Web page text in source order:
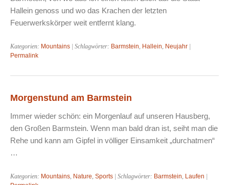
Hallein genoss und wo das Krachen der letzten
Feuerwerkskörper weit entfernt klang.
Kategorien: Mountains | Schlagwörter: Barmstein, Hallein, Neujahr
Permalink
Morgenstund am Barmstein
Immer wieder schön: ein Morgenlauf auf unseren Hausberg,
den Großen Barmstein. Wenn man bald dran ist, seiht man die
Rehe und kann am Gipfel in völliger Einsamkeit „durchatmen“
…
Kategorien: Mountains, Nature, Sports | Schlagwörter: Barmstein, Laufen